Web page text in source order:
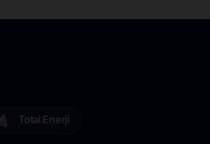
Total Enerji